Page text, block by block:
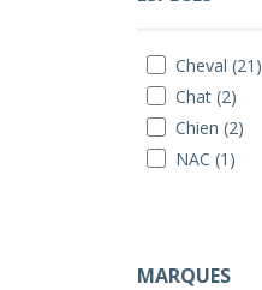
Cheval (21)
Chat (2)
Chien (2)
NAC (1)
MARQUES